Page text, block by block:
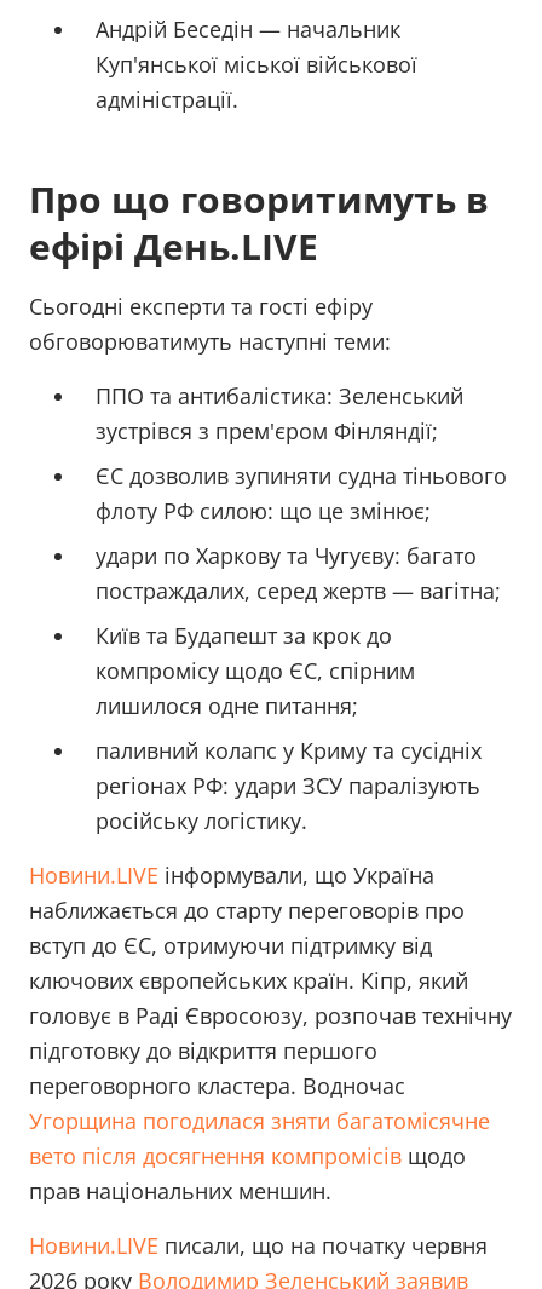
Андрій Беседін — начальник
Куп'янської міської військової
адміністрації.
Про що говоритимуть в
ефірі День.LIVE
Cьогодні експерти та гості ефіру
обговорюватимуть наступні теми:
ППО та антибалістика: Зеленський
зустрівся з прем'єром Фінляндії;
ЄС дозволив зупиняти судна тіньового
флоту РФ силою: що це змінює;
удари по Харкову та Чугуєву: багато
постраждалих, серед жертв — вагітна;
Київ та Будапешт за крок до
компромісу щодо ЄС, спірним
лишилося одне питання;
паливний колапс у Криму та сусідніх
регіонах РФ: удари ЗСУ паралізують
російську логістику.
Новини.LIVE інформували, що Україна
наближається до старту переговорів про
вступ до ЄС, отримуючи підтримку від
ключових європейських країн. Кіпр, який
головує в Раді Євросоюзу, розпочав технічну
підготовку до відкриття першого
переговорного кластера. Водночас
Угорщина погодилася зняти багатомісячне
вето після досягнення компромісів щодо
прав національних меншин.
Новини.LIVE писали, що на початку червня
2026 року Володимир Зеленський заявив